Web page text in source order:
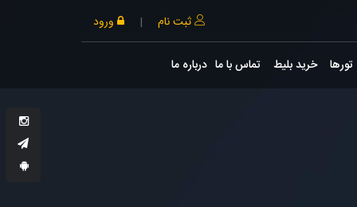
ثبت نام | ورود
تورها خرید بلیط تماس با ما درباره ما